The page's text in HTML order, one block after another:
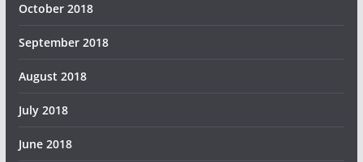
October 2018
September 2018
August 2018
July 2018
June 2018